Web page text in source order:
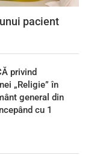
pacient
privind
„Religie” în
general din
cu 1